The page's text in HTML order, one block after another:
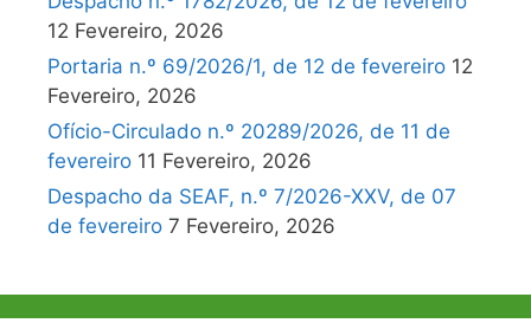
12 Fevereiro, 2026
Portaria n.º 69/2026/1, de 12 de fevereiro 12
Fevereiro, 2026
Ofício-Circulado n.º 20289/2026, de 11 de
fevereiro 11 Fevereiro, 2026
Despacho da SEAF, n.º 7/2026-XXV, de 07
de fevereiro 7 Fevereiro, 2026